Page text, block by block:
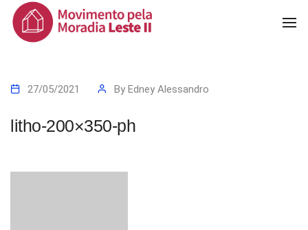
27/05/2021 By Edney Alessandro
litho-200×350-ph